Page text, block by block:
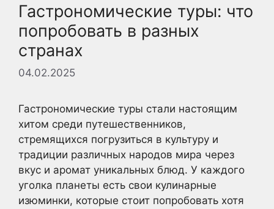
Гастрономические туры: что
попробовать в разных
странах
04.02.2025
Гастрономические туры стали настоящим
хитом среди путешественников,
стремящихся погрузиться в культуру и
традиции различных народов мира через
вкус и аромат уникальных блюд. У каждого
уголка планеты есть свои кулинарные
изюминки, которые стоит попробовать хотя